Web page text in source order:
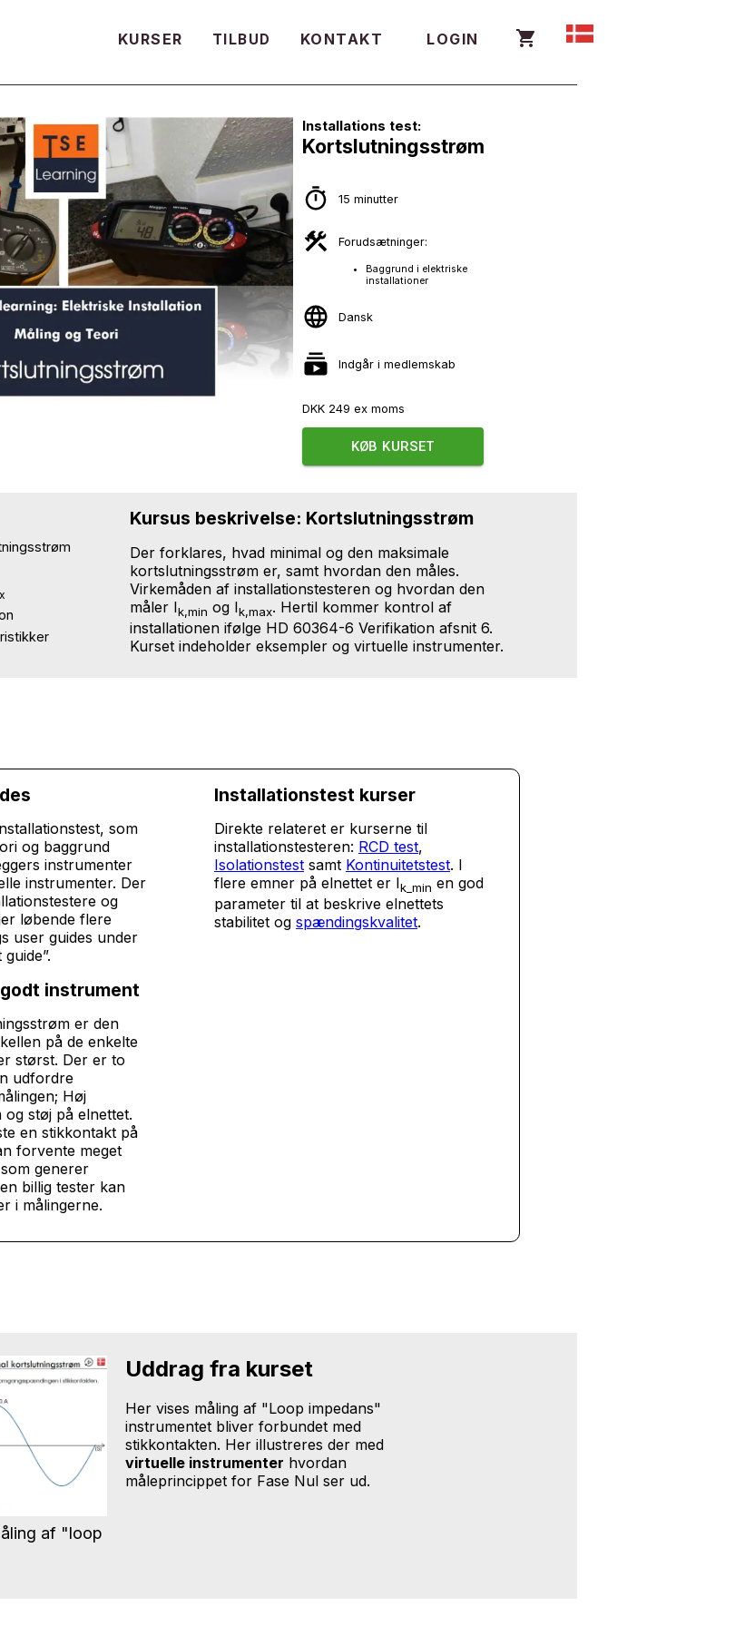
KURSER TILBUD KONTAKT LOGIN
Installations test:
Kortslutningsstrøm
15 minutter
Forudsætninger:
Baggrund i elektriske
installationer
Dansk
Indgår i medlemskab
DKK 249 ex moms
KØB KURSET
Kursus beskrivelse: Kortslutningsstrøm
Der forklares, hvad minimal og den maksimale
kortslutningsstrøm er, samt hvordan den måles.
Virkemåden af installationstesteren og hvordan den
måler Ik,min og Ik,max. Hertil kommer kontrol af
installationen ifølge HD 60364-6 Verifikation afsnit 6.
Kurset indeholder eksempler og virtuelle instrumenter.
som
og baggrund
instrumenter
instrumenter. Der
og
løbende flere
user guides under
Installationstest kurser
Direkte relateret er kurserne til
installationstesteren: RCD test,
Isolationstestsamt Kontinuitetstest. I
flere emner på elnettet er Ik_min en god
parameter til at beskrive elnettets
stabilitet og spændingskvalitet.
instrument
er den
på de enkelte
størst. Der er to
udfordre
Høj
støj på elnettet.
en stikkontakt på
forvente meget
generer
billig tester kan
i målingerne.
af "loop
Uddrag fra kurset
Her vises måling af "Loop impedans"
instrumentet bliver forbundet med
stikkontakten. Her illustreres der med
virtuelle instrumenter hvordan
måleprincippet for Fase Nul ser ud.